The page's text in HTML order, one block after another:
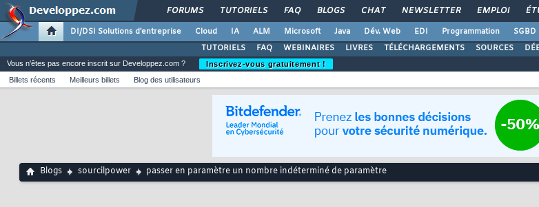
FORUMS TUTORIELS FAQ BLOGS CHAT NEWSLETTER EMPLOI
DI/DSI Solutions d'entreprise Cloud IA ALM Microsoft Java Dév. Web EDI Programmation SGBD
TUTORIELS
FAQ WEBINAIRES LIVRES TÉLÉCHARGEMENTS SOURCES
Vous n'êtes pas encore inscrit sur Developpez.com ?
Inscrivez-vous gratuitement !
Billets récents
Meilleurs billets Blog des utilisateurs
Blogs sourcilpower passer en paramètre un nombre indéterminé de paramètre